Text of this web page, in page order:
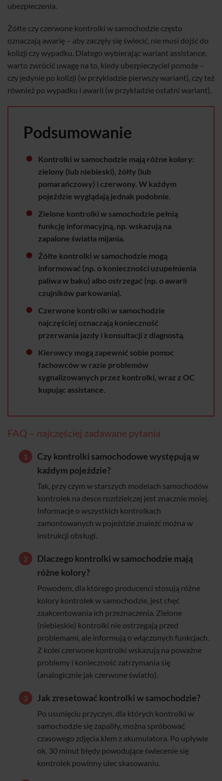
ubezpieczenia.
Żółte czy czerwone kontrolki w samochodzie często
oznaczają awarię – aby zaczęły się świecić, nie musi dojść do
kolizji czy wypadku. Dlatego wybierając wariant assistance,
warto zwrócić uwagę na to, kiedy ubezpieczyciel pomoże –
czy jedynie po kolizji (w przykładzie pierwszy wariant), czy też
również po wypadku i awarii (w przykładzie ostatni wariant).
Podsumowanie
Kontrolki w samochodzie mają różne kolory:
zielony (lub niebieski), żółty (lub
pomarańczowy) i czerwony. W każdym
pojeździe wyglądają jednak podobnie.
Zielone kontrolki w samochodzie pełnią
funkcję informacyjną, np. wskazują na
zapalone światła mijania.
Żółte kontrolki w samochodzie mogą
informować (np. o konieczności uzupełnienia
paliwa w baku) albo ostrzegać (np. o awarii
czujników parkowania).
Czerwone kontrolki w samochodzie
najczęściej oznaczają konieczność
przerwania jazdy i konsultacji z diagnostą.
Kierowcy mogą zapewnić sobie pomoc
fachowców w razie problemów
sygnalizowanych przez kontrolki, wraz z OC
kupując assistance.
FAQ – najczęściej zadawane pytania
Czy kontrolki samochodowe występują w
każdym pojeździe?
Tak, przy czym w starszych modelach samochodów
kontrolek na desce rozdzielczej jest znacznie mniej.
Informacje o wszystkich kontrolkach
zamontowanych w pojeździe znaleźć można w
instrukcji obsługi.
Dlaczego kontrolki w samochodzie mają
różne kolory?
Powodem, dla którego producenci stosują różne
kolory kontrolek w samochodzie, jest chęć
zaakcentowania ich przeznaczenia. Zielone
(niebieskie) kontrolki nie ostrzegają przed
problemami, ale informują o włączonych funkcjach.
Z kolei czerwone kontrolki wskazują na poważne
problemy i konieczność zatrzymania się
(analogicznie jak czerwone światło).
Jak zresetować kontrolki w samochodzie?
Po usunięciu przyczyn, dla których kontrolki w
samochodzie się zapaliły, można spróbować
czasowego zdjęcia klem z akumulatora. Po upływie
ok. 30 minut błędy powodujące świecenie się
kontrolek powinny ulec skasowaniu.